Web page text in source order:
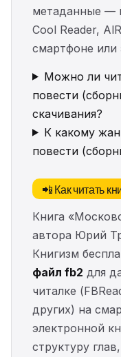
метаданные —
Cool Reader,
смартфоне или
Можно ли
повести
скачивания?
К какому
повести
📲 Как читать
Книга
автора Юрий
Книгизм
файл fb2 для
читалке
других) на
электронной
структуру